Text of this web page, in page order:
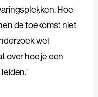
Hoe
de toekomst niet
wel
over hoe je een